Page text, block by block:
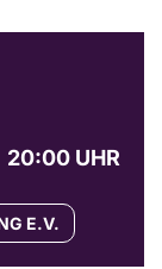
20:00 UHR
E.V.